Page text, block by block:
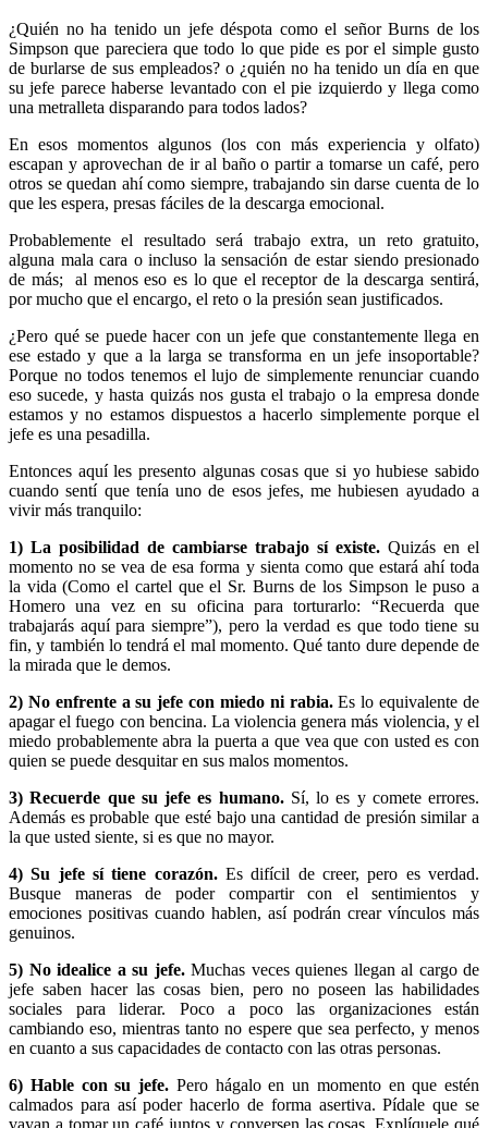
¿Quién no ha tenido un jefe déspota como el señor Burns de los
Simpson que pareciera que todo lo que pide es por el simple gusto
de burlarse de sus empleados? o ¿quién no ha tenido un día en que
su jefe parece haberse levantado con el pie izquierdo y llega como
una metralleta disparando para todos lados?
En esos momentos algunos (los con más experiencia y olfato)
escapan y aprovechan de ir al baño o partir a tomarse un café, pero
otros se quedan ahí como siempre, trabajando sin darse cuenta de lo
que les espera, presas fáciles de la descarga emocional.
Probablemente el resultado será trabajo extra, un reto gratuito,
alguna mala cara o incluso la sensación de estar siendo presionado
de más; al menos eso es lo que el receptor de la descarga sentirá,
por mucho que el encargo, el reto o la presión sean justificados.
¿Pero qué se puede hacer con un jefe que constantemente llega en
ese estado y que a la larga se transforma en un jefe insoportable?
Porque no todos tenemos el lujo de simplemente renunciar cuando
eso sucede, y hasta quizás nos gusta el trabajo o la empresa donde
estamos y no estamos dispuestos a hacerlo simplemente porque el
jefe es una pesadilla.
Entonces aquí les presento algunas cosas que si yo hubiese sabido
cuando sentí que tenía uno de esos jefes, me hubiesen ayudado a
vivir más tranquilo:
1) La posibilidad de cambiarse trabajo sí existe. Quizás en el
momento no se vea de esa forma y sienta como que estará ahí toda
la vida (Como el cartel que el Sr. Burns de los Simpson le puso a
Homero una vez en su oficina para torturarlo: “Recuerda que
trabajarás aquí para siempre”), pero la verdad es que todo tiene su
fin, y también lo tendrá el mal momento. Qué tanto dure depende de
la mirada que le demos.
2) No enfrente a su jefe con miedo ni rabia.Es lo equivalente de
apagar el fuego con bencina. La violencia genera más violencia, y el
miedo probablemente abra la puerta a que vea que con usted es con
quien se puede desquitar en sus malos momentos.
3)Recuerde que su jefe es humano. Sí, lo es y comete errores.
Además es probable que esté bajo una cantidad de presión similar a
la que usted siente, si es que no mayor.
4)Su jefe sí tiene corazón.Es difícil de creer, pero es verdad.
Busque maneras de poder compartir con el sentimientos y
emociones positivas cuando hablen, así podrán crear vínculos más
genuinos.
5) No idealice a su jefe. Muchas veces quienes llegan al cargo de
jefe saben hacer las cosas bien, pero no poseen las habilidades
sociales para liderar. Poco a poco las organizaciones están
cambiando eso, mientras tanto no espere que sea perfecto, y menos
en cuanto a sus capacidades de contacto con las otras personas.
6) Hable con su jefe. Pero hágalo en un momento en que estén
calmados para así poder hacerlo de forma asertiva. Pídale que se
vayan a tomar un café juntos y conversen las cosas. Explíquele qué